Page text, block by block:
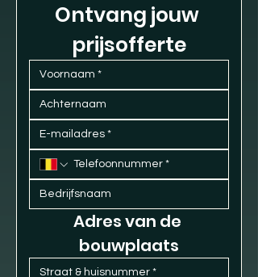
Ontvang jouw
prijsofferte
Adres van de
bouwplaats